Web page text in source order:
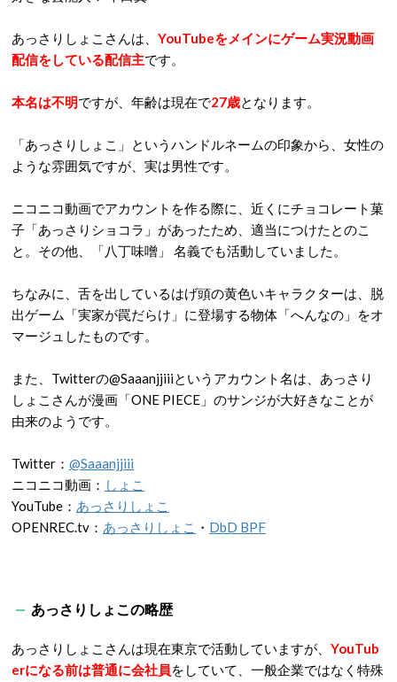
あっさりしょこさんは、 YouTubeをメインにゲーム実況動画
配信をしている配信主です。
本名は不明ですが、年齢は現在で27歳となります。
「あっさりしょこ」というハンドルネームの印象から、女性の
ような雰囲気ですが、実は男性です。
ニコニコ動画でアカウントを作る際に、近くにチョコレート菓
子「あっさりショコラ」があったため、適当につけたとのこ
と。 その他、「八丁味噌」 名義でも活動していました。
ちなみに、舌を出しているはげ頭の黄色いキャラクターは、脱
出ゲーム「実家が罠だらけ」に登場する物体「へんなの」をオ
マージュしたものです。
また、Twitterの@Saaanjjiiiというアカウント名は、あっさり
しょこさんが漫画「ONE PIECE」のサンジが大好きなことが
由来のようです。
Twitter： @Saaanjjiii
ニコニコ動画： しょこ
YouTube： あっさりしょこ
OPENREC.tv： あっさりしょこ ・ DbD BPF
あっさりしょこの略歴
あっさりしょこさんは現在東京で活動していますが、 YouTub
erになる前は普通に会社員をしていて、一般企業ではなく特殊